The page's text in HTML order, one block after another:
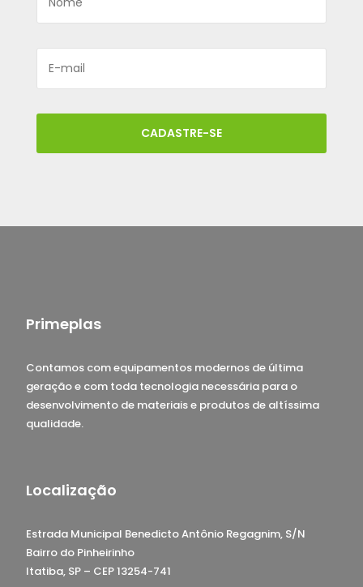
CADASTRE-SE
Primeplas
Contamos com equipamentos modernos de última
geração e com toda tecnologia necessária para o
desenvolvimento de materiais e produtos de altíssima
qualidade.
Localização
Estrada Municipal Benedicto Antônio Regagnim, S/N
Bairro do Pinheirinho
Itatiba, SP – CEP 13254-741